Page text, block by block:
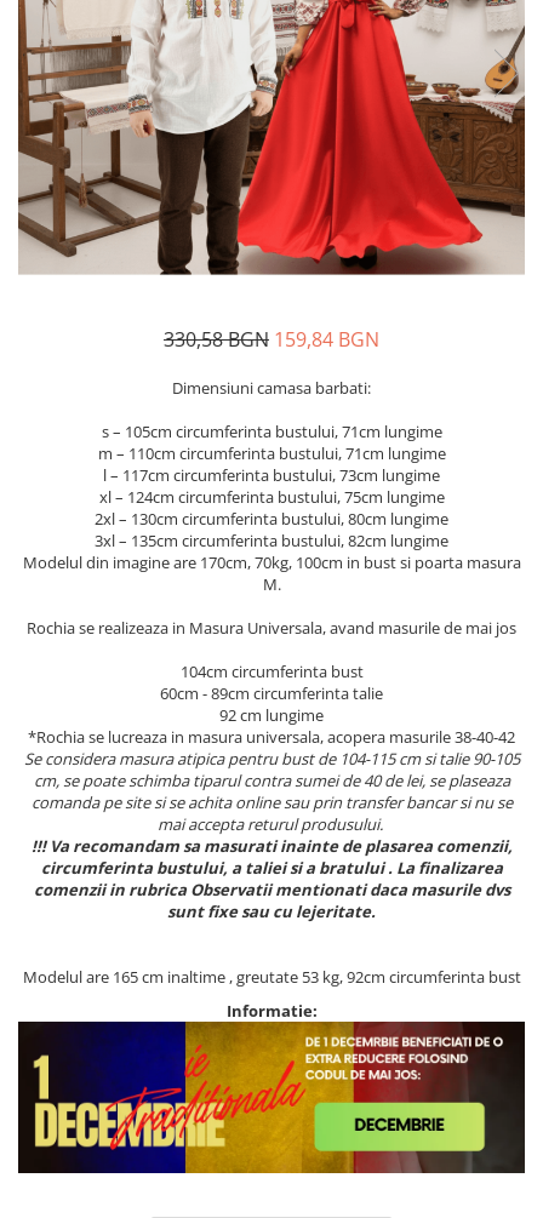
Дамски панталони
Дамски пуловери
Дамски сака
Дамски спортни комплекти
Дамски тениски
Дамски якета
Жилетка
Пояси за момчета
330,58 BGN 159,84 BGN
Dimensiuni camasa barbati:
s – 105cm circumferinta bustului, 71cm lungime
m – 110cm circumferinta bustului, 71cm lungime
l – 117cm circumferinta bustului, 73cm lungime
xl – 124cm circumferinta bustului, 75cm lungime
2xl – 130cm circumferinta bustului, 80cm lungime
3xl – 135cm circumferinta bustului, 82cm lungime
Modelul din imagine are 170cm, 70kg, 100cm in bust si poarta masura
M.
Rochia se realizeaza in Masura Universala, avand masurile de mai jos
104cm circumferinta bust
60cm - 89cm circumferinta talie
92 cm lungime
*Rochia se lucreaza in masura universala, acopera masurile 38-40-42
Se considera masura atipica pentru bust de 104-115 cm si talie 90-105
cm, se poate schimba tiparul contra sumei de 40 de lei, se plaseaza
comanda pe site si se achita online sau prin transfer bancar si nu se
mai accepta returul produsului.
!!! Va recomandam sa masurati inainte de plasarea comenzii,
circumferinta bustului, a taliei si a bratului . La finalizarea
comenzii in rubrica Observatii mentionati daca masurile dvs
sunt fixe sau cu lejeritate.
Modelul are 165 cm inaltime , greutate 53 kg, 92cm circumferinta bust
Informatie: